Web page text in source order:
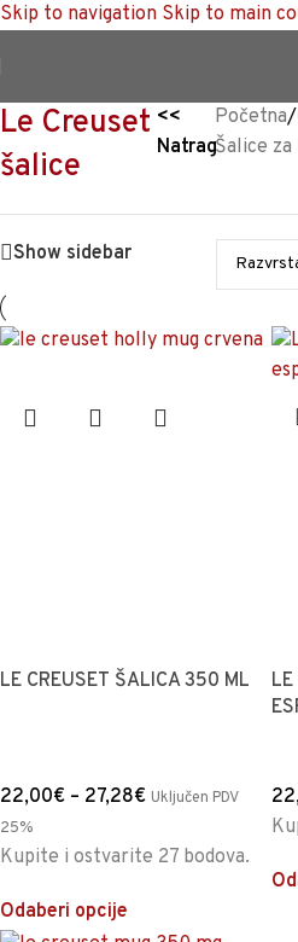
Skip to navigation Skip to main
Le Creuset
šalice
<<
Natrag
Početna/
Šalice za
Show sidebar
LE CREUSET ŠALICA 350 ML
22,00€ – 27,28€ Uključen PDV
25%
Kupite i ostvarite 27 bodova.
Odaberi opcije